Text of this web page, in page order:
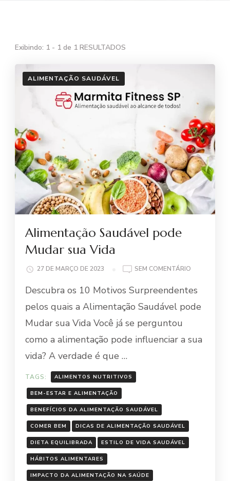
Exibindo: 1 - 1 de 1 RESULTADOS
ALIMENTAÇÃO SAUDÁVEL
Alimentação Saudável pode
Mudar sua Vida
27 DE MARÇO DE 2023 SEM COMENTÁRIO
SAUDÁVEL
MUDAR
Descubra os 10 Motivos Surpreendentes
pelos quais a Alimentação Saudável pode
Mudar sua Vida Você já se perguntou
como a alimentação pode influenciar a sua
vida? A verdade é que …
TAGS: ALIMENTOS NUTRITIVOS
BEM-ESTAR E ALIMENTAÇÃO
BENEFÍCIOS DA ALIMENTAÇÃO SAUDÁVEL
COMER BEM DICAS DE ALIMENTAÇÃO SAUDÁVEL
DIETA EQUILIBRADA ESTILO DE VIDA SAUDÁVEL
HÁBITOS ALIMENTARES
IMPACTO DA ALIMENTAÇÃO NA SAÚDE